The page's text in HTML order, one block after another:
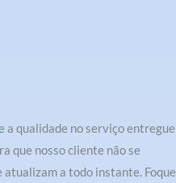
a qualidade no serviço entregue
que nosso cliente não se
atualizam a todo instante. Foque